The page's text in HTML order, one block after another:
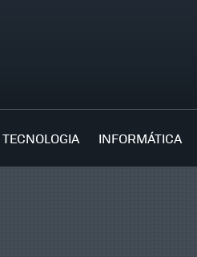
TECNOLOGIA INFORMÁTICA